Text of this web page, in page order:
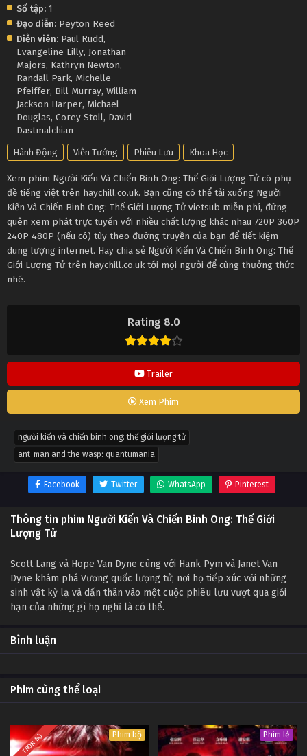
Rating 8.0
Trailer
Xem Phim
Số tập: 1
Đạo diễn: Peyton Reed
Diễn viên: Paul Rudd,
Evangeline Lilly, Jonathan
Majors, Kathryn Newton,
Randall Park, Michelle
Pfeiffer, Bill Murray, William
Jackson Harper, Michael
Douglas, Corey Stoll, David
Dastmalchian
Hành Động Viễn Tưởng Phiêu Lưu Khoa Học
Xem phim Người Kiến Và Chiến Binh Ong: Thế Giới Lượng Tử có phụ
đề tiếng việt trên haychill.co.uk. Bạn cũng có thể tải xuống Người
Kiến Và Chiến Binh Ong: Thế Giới Lượng Tử vietsub miễn phí, đừng
quên xem phát trực tuyến với nhiều chất lượng khác nhau 720P 360P
240P 480P (nếu có) tùy theo đường truyền của bạn để tiết kiệm
dung lượng internet. Hãy chia sẻ Người Kiến Và Chiến Binh Ong: Thế
Giới Lượng Tử trên haychill.co.uk tới mọi người để cùng thưởng thức
nhé.
người kiến và chiến binh ong: thế giới lượng tử
ant-man and the wasp: quantumania
Facebook Twitter WhatsApp Pinterest
Thông tin phim Người Kiến Và Chiến Binh Ong: Thế Giới
Lượng Tử
Scott Lang và Hope Van Dyne cùng với Hank Pym và Janet Van
Dyne khám phá Vương quốc lượng tử, nơi họ tiếp xúc với những
sinh vật kỳ lạ và dấn thân vào một cuộc phiêu lưu vượt qua giới
hạn của những gì họ nghĩ là có thể.
Bình luận
Phim cùng thể loại
TRỌN BỘ Phim bộ Phim lẻ